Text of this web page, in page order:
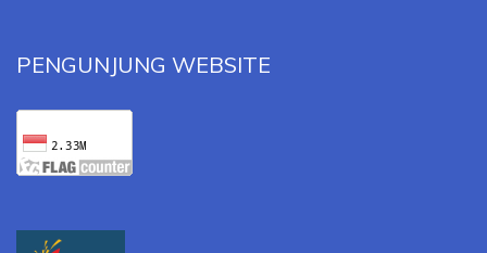
PENGUNJUNG WEBSITE